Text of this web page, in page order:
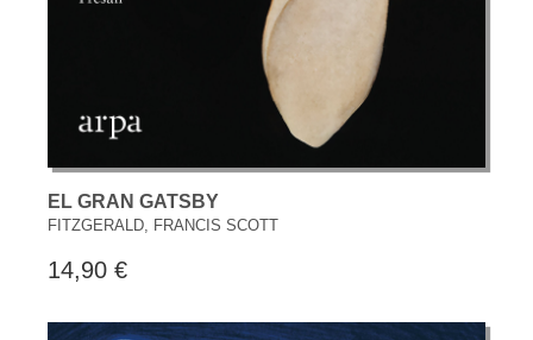
EL GRAN GATSBY
FITZGERALD, FRANCIS SCOTT
14,90 €